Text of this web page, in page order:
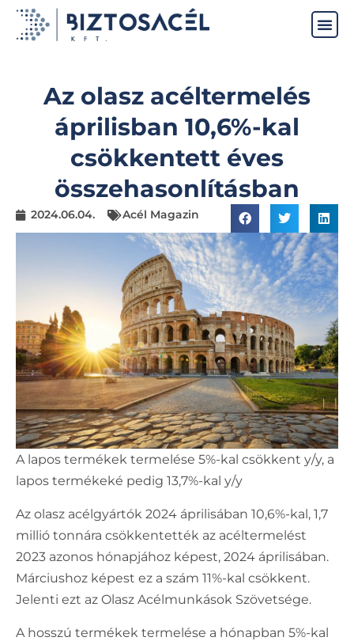
Az olasz acéltermelés
áprilisban 10,6%-kal
csökkentett éves
összehasonlításban
2024.06.04. Acél Magazin
A lapos termékek termelése 5%-kal csökkent y/y, a
lapos termékeké pedig 13,7%-kal y/y
Az olasz acélgyártók 2024 áprilisában 10,6%-kal, 1,7
millió tonnára csökkentették az acéltermelést
2023 azonos hónapjához képest, 2024 áprilisában.
Márciushoz képest ez a szám 11%-kal csökkent.
Jelenti ezt az Olasz Acélmunkások Szövetsége.
A hosszú termékek termelése a hónapban 5%-kal